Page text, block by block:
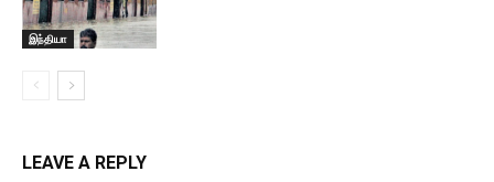
இந்தியா
LEAVE A REPLY